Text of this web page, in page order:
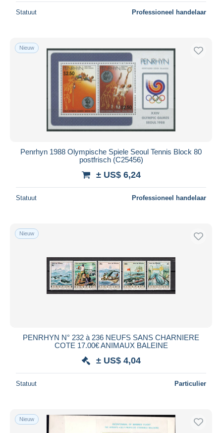
Statuut Professioneel handelaar
Nieuw
Penrhyn 1988 Olympische Spiele Seoul Tennis Block 80
postfrisch (C25456)
± US$ 6,24
Statuut Professioneel handelaar
Nieuw
PENRHYN N° 232 à 236 NEUFS SANS CHARNIERE
COTE 17.00€ ANIMAUX BALEINE
± US$ 4,04
Statuut Particulier
Nieuw